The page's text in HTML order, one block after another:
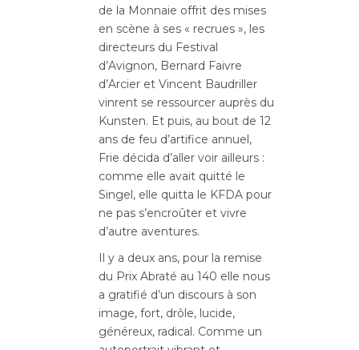
de la Monnaie offrit des mises
en scène à ses « recrues », les
directeurs du Festival
d’Avignon, Bernard Faivre
d’Arcier et Vincent Baudriller
vinrent se ressourcer auprès du
Kunsten. Et puis, au bout de 12
ans de feu d’artifice annuel,
Frie décida d’aller voir ailleurs :
comme elle avait quitté le
Singel, elle quitta le KFDA pour
ne pas s’encroûter et vivre
d’autre aventures.
Il y a deux ans, pour la remise
du Prix Abraté au 140 elle nous
a gratifié d’un discours à son
image, fort, drôle, lucide,
généreux, radical. Comme un